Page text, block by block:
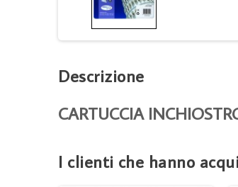
Descrizione
CARTUCCIA
I clienti che hanno